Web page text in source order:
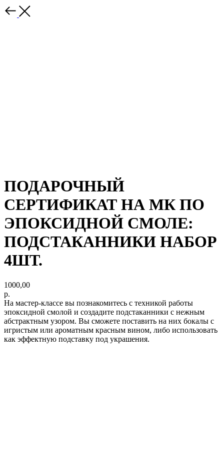
ПОДАРОЧНЫЙ
СЕРТИФИКАТ НА МК ПО
ЭПОКСИДНОЙ СМОЛЕ:
ПОДСТАКАННИКИ НАБОР
4ШТ.
1000,00
р.
На мастер-классе вы познакомитесь с техникой работы
эпоксидной смолой и создадите подстаканники с нежным
абстрактным узором. Вы сможете поставить на них бокалы с
игристым или ароматным красным вином, либо использовать
как эффектную подставку под украшения.